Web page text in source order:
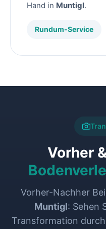
Hand in Muntigl.
Rundum-Service
Vorher
Vorher-Nachher
Muntigl: Sehen
Transformation